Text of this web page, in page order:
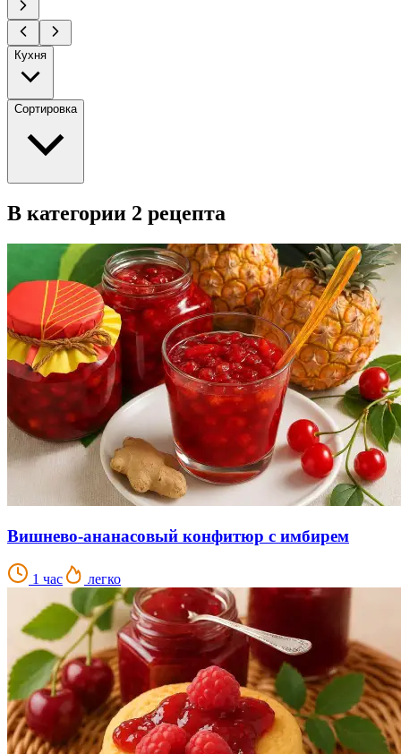
Кухня
Сортировка
В категории 2 рецепта
Вишнево-ананасовый конфитюр с имбирем
1 час легко